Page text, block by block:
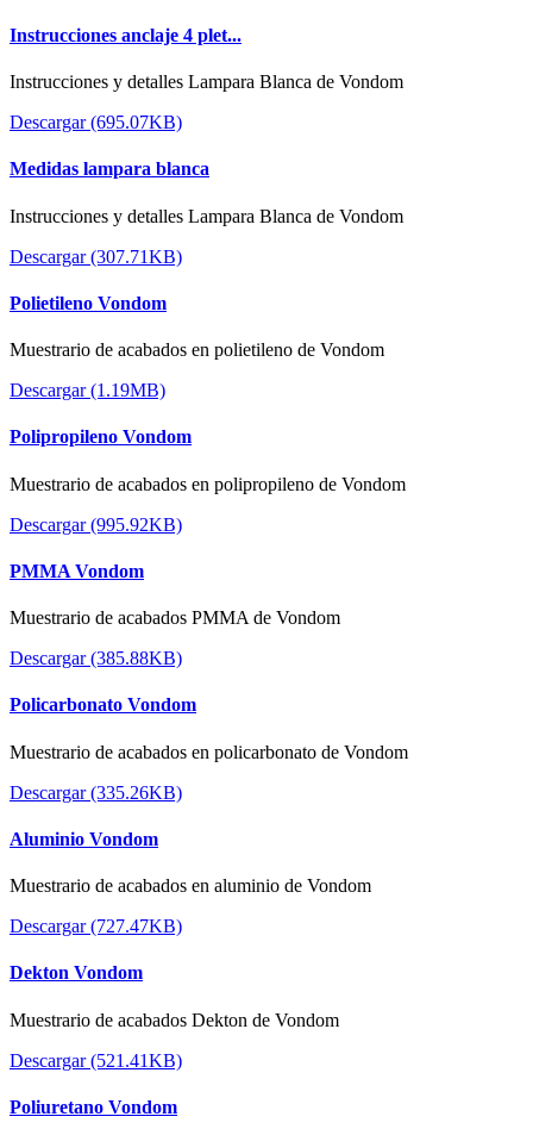
Instrucciones anclaje 4 plet...
Instrucciones y detalles Lampara Blanca de Vondom
Descargar (695.07KB)
Medidas lampara blanca
Instrucciones y detalles Lampara Blanca de Vondom
Descargar (307.71KB)
Polietileno Vondom
Muestrario de acabados en polietileno de Vondom
Descargar (1.19MB)
Polipropileno Vondom
Muestrario de acabados en polipropileno de Vondom
Descargar (995.92KB)
PMMA Vondom
Muestrario de acabados PMMA de Vondom
Descargar (385.88KB)
Policarbonato Vondom
Muestrario de acabados en policarbonato de Vondom
Descargar (335.26KB)
Aluminio Vondom
Muestrario de acabados en aluminio de Vondom
Descargar (727.47KB)
Dekton Vondom
Muestrario de acabados Dekton de Vondom
Descargar (521.41KB)
Poliuretano Vondom